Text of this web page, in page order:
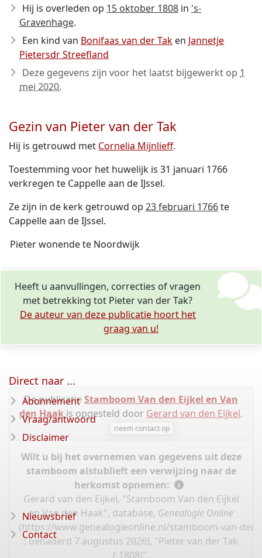
Hij is overleden op 15 oktober 1808 in 's-
Gravenhage.
Een kind van Bonifaas van der Tak en Jannetje
Pietersdr Streefland
Deze gegevens zijn voor het laatst bijgewerkt op 1
mei 2020.
Gezin van Pieter van der Tak
Hij is getrouwd met Cornelia Mijnlieff.
Toestemming voor het huwelijk is 31 januari 1766
verkregen te Cappelle aan de IJssel.
Ze zijn in de kerk getrouwd op 23 februari 1766te
Cappelle aan de IJssel.
Pieter wonende te Noordwijk
Heeft u aanvullingen, correcties of vragen
met betrekking tot Pieter van der Tak?
De auteur van deze publicatie hoort het
graag van u!
De publicatie Stamboom Van den Eijkel en Van
den Haakis opgesteld door Gerard van den Eijkel.
neem contact op
Wilt u bij het overnemen van gegevens uit deze
stamboom alstublieft een verwijzing naar de
herkomst opnemen:
Gerard van den Eijkel, "Stamboom Van den Eijkel
en Van den Haak", database, Genealogie Online
(https://www.genealogieonline.nl/stamboom-van-
: benaderd 7 augustus 2026), "Pieter van der Tak
(-1808)".
Direct naar ...
Abonnement
Vraag/antwoord
Disclaimer
Nieuwsbrief
Contact